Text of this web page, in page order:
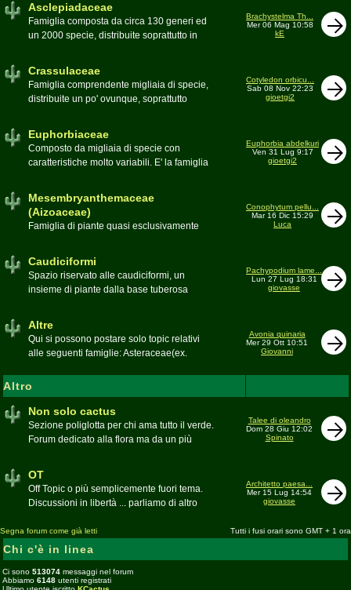
Asclepiadaceae
Famiglia composta da circa 130 generi ed
un 2000 specie, distribuite soprattutto in
Brachystelma Th...
Mer 06 Mag 10:58
kE
Crassulaceae
Famiglia comprendente migliaia di specie,
distribuite un po' ovunque, soprattutto
Cotyledon orbicu...
Sab 08 Nov 22:23
gioetgi2
Euphorbiaceae
Composto da migliaia di specie con
caratteristiche molto variabili. E' la famiglia
popolazioni anche nel nostro paese
Moderatorebeppe58
Euphorbia abdelkuri
Ven 31 Lug 9:17
gioetgi2
Mesembryanthemaceae
(Aizoaceae)
Famiglia di piante quasi esclusivamente
appartenenti alla famiglia
Conophytum pellu...
Mar 16 Dic 15:29
Luca
Caudiciformi
Spazio riservato alle caudiciformi, un
insieme di piante dalla base tuberosa
Pachypodium lame...
Lun 27 Lug 18:31
giovasse
Altre
Qui si possono postare solo topic relativi
alle seguenti famiglie: Asteraceae(ex.
Sansevieria; Lamiaceae (ex. Labiatae) gen.
Coleus e Plectranthus; Peperomiaceae gen.
Peperomia (solo specie succulente);
Geraniaceae gen. Pelargonium, Monsonia
Talinum, Portulacaria
Avonia quinaria
Mer 29 Ott 10:51
Giovanni
Altro
Non solo cactus
Sezione poliglotta per chi ama tutto il verde.
Forum dedicato alla flora ma da un più
Talee di oleandro
Dom 28 Giu 12:02
Spinato
OT
Off Topic o più semplicemente fuori tema.
Discussioni in libertà ... parliamo di altro
Architetto paesa...
Mer 15 Lug 14:54
giovasse
Segna forum come già letti Tutti i fusi orari sono GMT + 1 ora
Chi c'è in linea
Ci sono 513074 messaggi nel forum
Abbiamo 6148 utenti registrati